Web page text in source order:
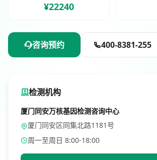
¥22240
咨询预约 400-8381-255
检测机构
厦门同安万核基因检测咨询中心
厦门同安区同集北路1181号
周一至周日 8:00-18:00